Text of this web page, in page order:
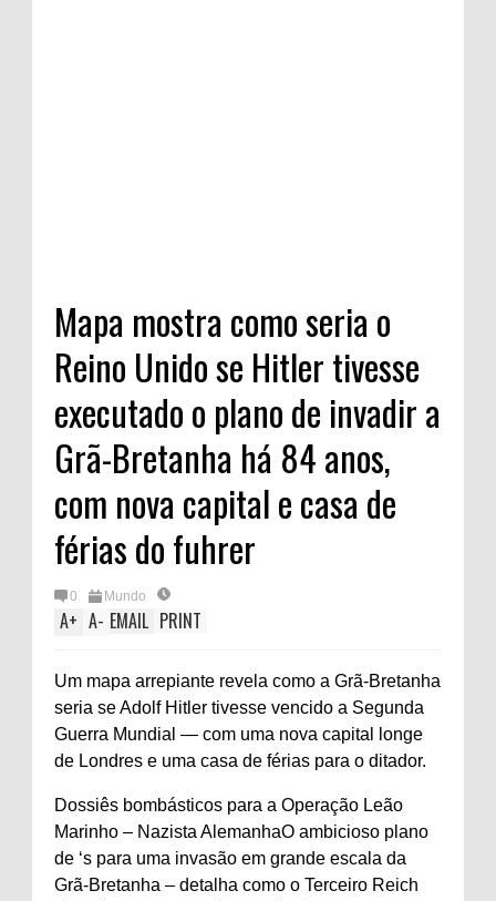
Mapa mostra como seria o
Reino Unido se Hitler tivesse
executado o plano de invadir a
Grã-Bretanha há 84 anos,
com nova capital e casa de
férias do fuhrer
0 Mundo
A+ A- EMAIL PRINT
Um mapa arrepiante revela como a Grã-Bretanha
seria se Adolf Hitler tivesse vencido a Segunda
Guerra Mundial — com uma nova capital longe
de Londres e uma casa de férias para o ditador.
Dossiês bombásticos para a Operação Leão
Marinho – Nazista AlemanhaO ambicioso plano
de ‘s para uma invasão em grande escala da
Grã-Bretanha – detalha como o Terceiro Reich